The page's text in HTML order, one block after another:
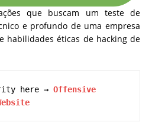
que buscam um teste de
e profundo de uma empresa
habilidades éticas de hacking de
here → Offensive